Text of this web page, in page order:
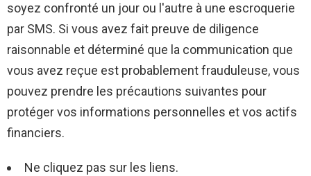
soyez confronté un jour ou l'autre à une escroquerie
par SMS. Si vous avez fait preuve de diligence
raisonnable et déterminé que la communication que
vous avez reçue est probablement frauduleuse, vous
pouvez prendre les précautions suivantes pour
protéger vos informations personnelles et vos actifs
financiers.
Ne cliquez pas sur les liens.